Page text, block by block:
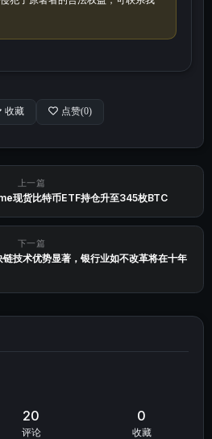
收藏 点赞(0)
上一篇
现货比特币ETF持仓升至345枚BTC
下一篇
技术优势显著，银行业如不改革将在十年
20
评论
0
收藏